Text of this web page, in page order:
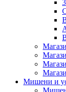
Мишени и